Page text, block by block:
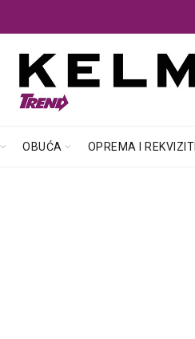
OBUĆA OPREMA I REKVIZITI